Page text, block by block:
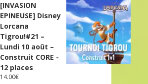
[INVASION
EPINEUSE] Disney
Lorcana
Tigrou!#21 –
Lundi 10 août –
Construit CORE -
12 places
14.00€